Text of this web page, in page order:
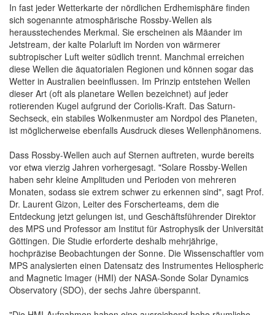
In fast jeder Wetterkarte der nördlichen Erdhemisphäre finden
sich sogenannte atmosphärische Rossby-Wellen als
herausstechendes Merkmal. Sie erscheinen als Mäander im
Jetstream, der kalte Polarluft im Norden von wärmerer
subtropischer Luft weiter südlich trennt. Manchmal erreichen
diese Wellen die äquatorialen Regionen und können sogar das
Wetter in Australien beeinflussen. Im Prinzip entstehen Wellen
dieser Art (oft als planetare Wellen bezeichnet) auf jeder
rotierenden Kugel aufgrund der Coriolis-Kraft. Das Saturn-
Sechseck, ein stabiles Wolkenmuster am Nordpol des Planeten,
ist möglicherweise ebenfalls Ausdruck dieses Wellenphänomens.
Dass Rossby-Wellen auch auf Sternen auftreten, wurde bereits
vor etwa vierzig Jahren vorhergesagt. "Solare Rossby-Wellen
haben sehr kleine Amplituden und Perioden von mehreren
Monaten, sodass sie extrem schwer zu erkennen sind", sagt Prof.
Dr. Laurent Gizon, Leiter des Forscherteams, dem die
Entdeckung jetzt gelungen ist, und Geschäftsführender Direktor
des MPS und Professor am Institut für Astrophysik der Universität
Göttingen. Die Studie erforderte deshalb mehrjährige,
hochpräzise Beobachtungen der Sonne. Die Wissenschaftler vom
MPS analysierten einen Datensatz des Instrumentes Heliospheric
and Magnetic Imager (HMI) der NASA-Sonde Solar Dynamics
Observatory (SDO), der sechs Jahre überspannt.